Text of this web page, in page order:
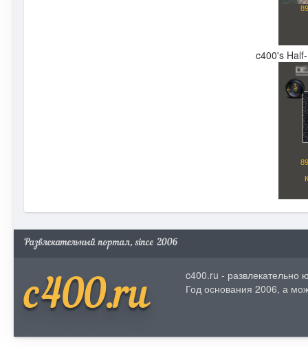
c400's
Развлекательный портал, since 2006
c400.ru
c400.ru - развлекательно
Год основания 2006, а